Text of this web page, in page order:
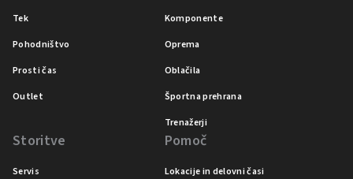
Tek
Pohodništvo
Prosti čas
Outlet
Komponente
Oprema
Oblačila
Športna prehrana
Trenažerji
Storitve
Servis
Pomoč
Lokacije in delovni časi